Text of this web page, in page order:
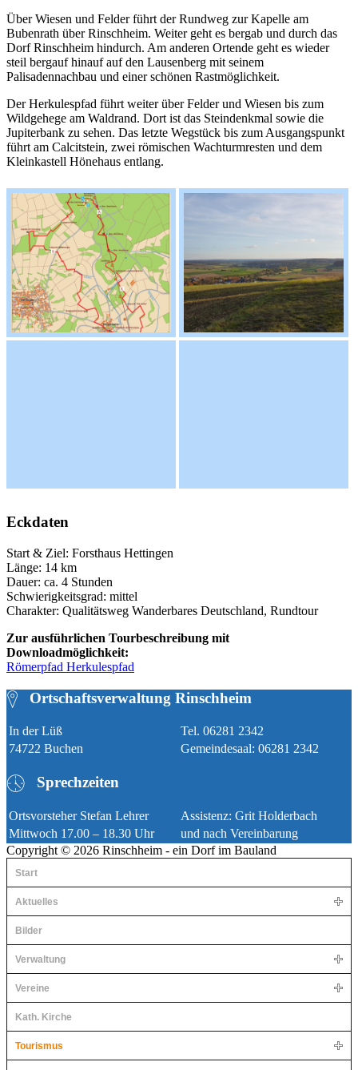
Über Wiesen und Felder führt der Rundweg zur Kapelle am
Bubenrath über Rinschheim. Weiter geht es bergab und durch das
Dorf Rinschheim hindurch. Am anderen Ortende geht es wieder
steil bergauf hinauf auf den Lausenberg mit seinem
Palisadennachbau und einer schönen Rastmöglichkeit.
Der Herkulespfad führt weiter über Felder und Wiesen bis zum
Wildgehege am Waldrand. Dort ist das Steindenkmal sowie die
Jupiterbank zu sehen. Das letzte Wegstück bis zum Ausgangspunkt
führt am Calcitstein, zwei römischen Wachturmresten und dem
Kleinkastell Hönehaus entlang.
Eckdaten
Start & Ziel: Forsthaus Hettingen
Länge: 14 km
Dauer: ca. 4 Stunden
Schwierigkeitsgrad: mittel
Charakter: Qualitätsweg Wanderbares Deutschland, Rundtour
Zur ausführlichen Tourbeschreibung mit
Downloadmöglichkeit:
Römerpfad Herkulespfad
Ortschaftsverwaltung Rinschheim
In der Lüß
Tel. 06281 2342
74722 Buchen
Gemeindesaal: 06281 2342
Sprechzeiten
Ortsvorsteher Stefan Lehrer
Assistenz: Grit Holderbach
Mittwoch 17.00 – 18.30 Uhr
und nach Vereinbarung
Copyright © 2026 Rinschheim - ein Dorf im Bauland
Start
Aktuelles
Bilder
Verwaltung
Vereine
Kath. Kirche
Tourismus